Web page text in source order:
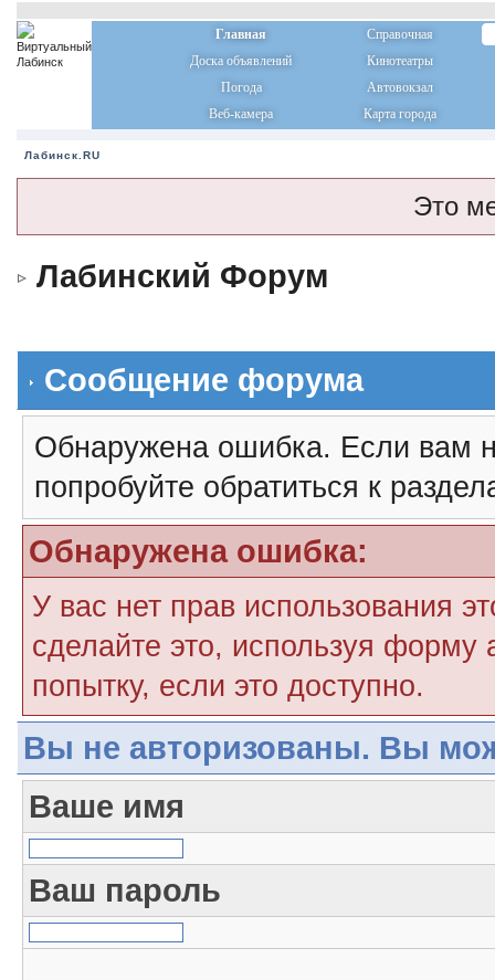
Главная
Справочная
Доска объявлений
Кинотеатры
Погода
Автовокзал
Веб-камера
Карта города
Лабинск.RU
Это
Лабинский Форум
Сообщение форума
Обнаружена ошибка. Если вам
попробуйте обратиться к
Обнаружена ошибка:
У вас нет прав использования
сделайте это, используя форму
попытку, если это доступно.
Вы не авторизованы. Вы
Ваше имя
Ваш пароль